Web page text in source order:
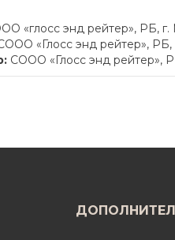
«глосс энд рейтер», РБ,
«Глосс энд рейтер», РБ,
СООО «Глосс энд рейтер»,